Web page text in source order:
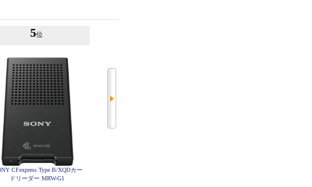
5位
CFexpress Type B/XQDカー
ドリーダー MRW-G1